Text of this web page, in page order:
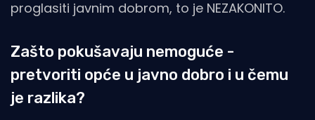
proglasiti javnim dobrom, to je NEZAKONITO.
Zašto pokušavaju nemoguće -
pretvoriti opće u javno dobro i u čemu
je razlika?